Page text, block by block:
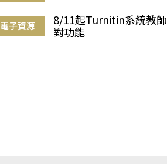
電子資源
8/11起Turnitin系統教
對功能